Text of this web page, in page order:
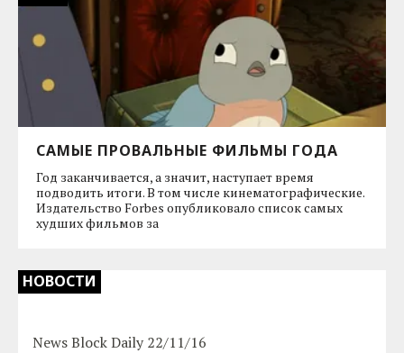
САМЫЕ ПРОВАЛЬНЫЕ ФИЛЬМЫ ГОДА
Год заканчивается, а значит, наступает время
подводить итоги. В том числе кинематографические.
Издательство Forbes опубликовало список самых
худших фильмов за
НОВОСТИ